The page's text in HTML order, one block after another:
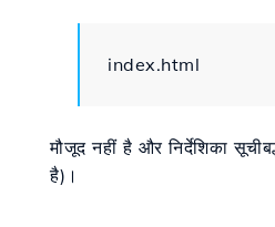
index.html
मौजूद नहीं है और निर्देशिका
है)।